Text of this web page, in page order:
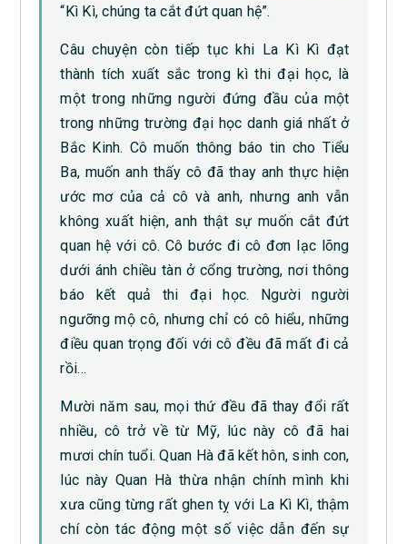
“Kì Kì, chúng ta cắt đứt quan hệ”.
Câu chuyện còn tiếp tục khi La Kì Kì đạt
thành tích xuất sắc trong kì thi đại học, là
một trong những người đứng đầu của một
trong những trường đại học danh giá nhất ở
Bắc Kinh. Cô muốn thông báo tin cho Tiểu
Ba, muốn anh thấy cô đã thay anh thực hiện
ước mơ của cả cô và anh, nhưng anh vẫn
không xuất hiện, anh thật sự muốn cắt đứt
quan hệ với cô. Cô bước đi cô đơn lạc lõng
dưới ánh chiều tàn ở cổng trường, nơi thông
báo kết quả thi đại học. Người người
ngưỡng mộ cô, nhưng chỉ có cô hiểu, những
điều quan trọng đối với cô đều đã mất đi cả
rồi…
Mười năm sau, mọi thứ đều đã thay đổi rất
nhiều, cô trở về từ Mỹ, lúc này cô đã hai
mươi chín tuổi. Quan Hà đã kết hôn, sinh con,
lúc này Quan Hà thừa nhận chính mình khi
xưa cũng từng rất ghen tỵ với La Kì Kì, thậm
chí còn tác động một số việc dẫn đến sự